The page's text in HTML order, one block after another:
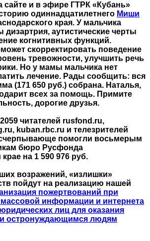
сайте и в эфире ГТРК «Кубань»
одиннадцатилетнего Миши
края. У мальчика
дизартрия, аутистические черты
когнитивных функций.
скорректировать поведение
тревожности, улучшить речь
Но у мамы мальчика нет
лечение. Рады сообщить: вся
(171 650 руб.) собрана. Наталья,
всех за помощь. Примите
дорогие друзья.
читателей rusfond.ru,
kuban.rbc.ru и телезрителей
помогли восьмерым
бюро Русфонда
на 1 590 976 руб.
возражений, «излишки»
пойдут на реализацию нашей
пожертвований при
информации и интернета
лиц для оказания
остронуждающимся людям